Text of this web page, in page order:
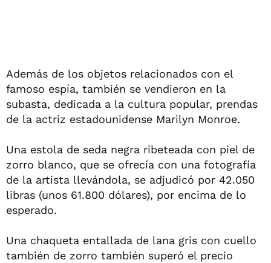
Además de los objetos relacionados con el
famoso espía, también se vendieron en la
subasta, dedicada a la cultura popular, prendas
de la actriz estadounidense Marilyn Monroe.
Una estola de seda negra ribeteada con piel de
zorro blanco, que se ofrecía con una fotografía
de la artista llevándola, se adjudicó por 42.050
libras (unos 61.800 dólares), por encima de lo
esperado.
Una chaqueta entallada de lana gris con cuello
también de zorro también superó el precio